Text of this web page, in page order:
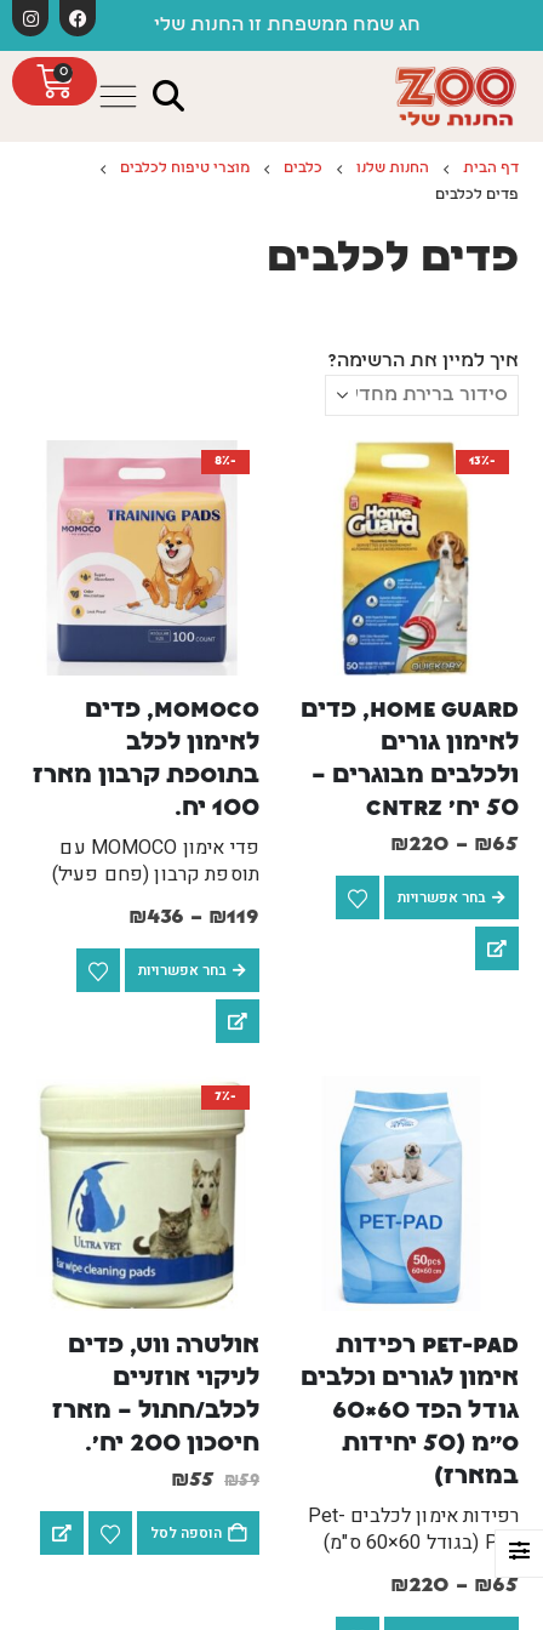
חג שמח ממשפחת זו החנות שלי
0
דף הבית החנות שלנו כלבים
מוצרי טיפוח לכלבים
פדים לכלבים
פדים לכלבים
איך למיין את הרשימה?
-13%
Home Guard, פדים
לאימון גורים
ולכלבים מבוגרים –
50 יח' cntrz
₪65
–
₪220
בחר אפשרויות
-8%
MOMOCO, פדים
לאימון לכלב
בתוספת קרבון מארז
100 יח.
פדי אימון MOMOCO עם
תוספת קרבון (פחם פעיל)
לאימון גורים ולכלבים בוגרים
מארז 100 יח'.
₪119
–
₪436
בחר אפשרויות
Pet-Pad רפידות
אימון לגורים וכלבים
ס"מ (50 יחידות
במארז)
רפידות אימון לכלבים Pet-
Pad (בגודל 60×60 ס"מ)
הנקי והנוח ביותר לחינוך
גורים לצרכים ולשמירה על
₪65
–
₪220
-7%
אולטרה ווט, פדים
לניקוי אוזניים
לכלב/חתול – מארז
חיסכון 200 יח'.
₪59
₪55
הוספה לסל
₪59
₪59